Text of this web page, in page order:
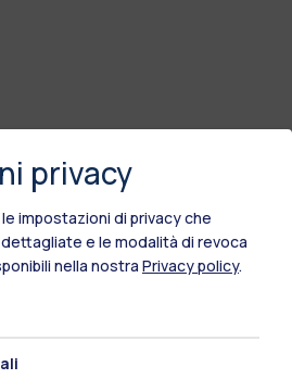
privacy
impostazioni di privacy che
e le modalità di revoca
nella nostra Privacy policy.